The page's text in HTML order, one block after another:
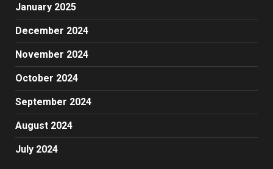
January 2025
December 2024
November 2024
October 2024
September 2024
August 2024
July 2024